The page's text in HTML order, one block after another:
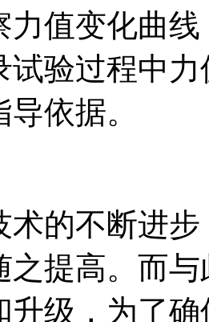
力值变化曲
试验过程中
依据。
术的不断进
之提高。而
升级，为了